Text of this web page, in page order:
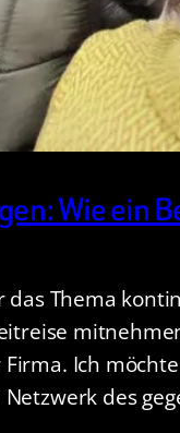
Wie ein
Thema
Ich
des